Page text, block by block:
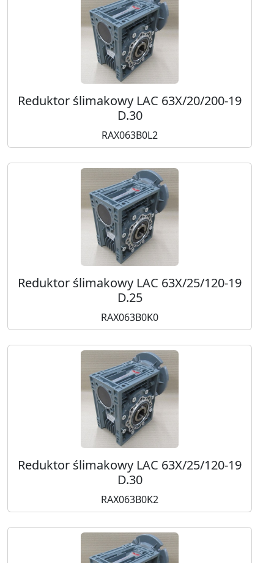
Reduktor ślimakowy LAC 63X/20/200-19
D.30
RAX063B0L2
Reduktor ślimakowy LAC 63X/25/120-19
D.25
RAX063B0K0
Reduktor ślimakowy LAC 63X/25/120-19
D.30
RAX063B0K2